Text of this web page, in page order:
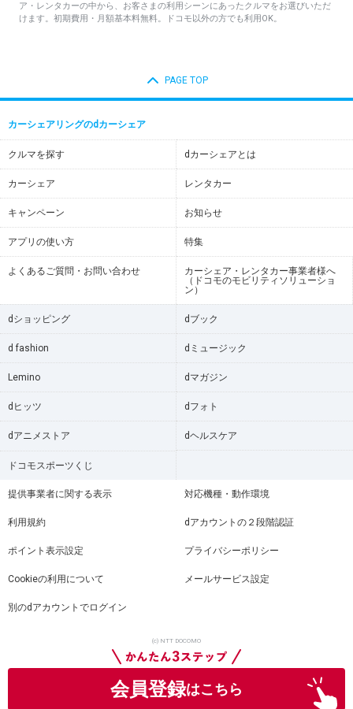
会員登録はこちら
ア・レンタカーの中から、お客さまの利用シーンにあったクルマをお選びいただ
けます。初期費用・月額基本料無料。ドコモ以外の方でも利用OK。
PAGE TOP
カーシェアリングのdカーシェア
クルマを探す dカーシェアとは
カーシェア レンタカー
キャンペーン お知らせ
アプリの使い方 特集
よくあるご質問・お問い合わせ
カーシェア・レンタカー事業者様へ
（ドコモのモビリティソリューショ
ン）
dショッピング dブック
d fashion dミュージック
Lemino dマガジン
dヒッツ dフォト
dアニメストア dヘルスケア
ドコモスポーツくじ
提供事業者に関する表示 対応機種・動作環境
利用規約 dアカウントの２段階認証
ポイント表示設定 プライバシーポリシー
Cookieの利用について メールサービス設定
別のdアカウントでログイン
(c) NTT DOCOMO